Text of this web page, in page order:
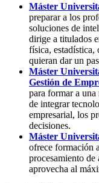
Máster
preparar a los
soluciones de
dirige a titulados
física, estadística,
quieran dar un
Máster
Gestión de
para formar a una
de integrar
empresarial, los
decisiones.
Máster
ofrece formación
procesamiento
aprovecha al